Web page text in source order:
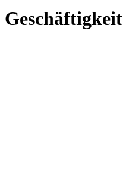
Geschäftigkeit